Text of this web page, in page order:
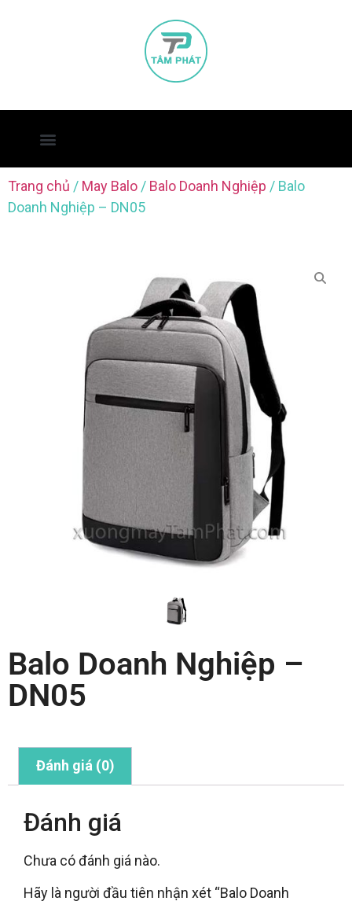
Trang chủ / May Balo / Balo Doanh Nghiệp / Balo
Doanh Nghiệp – DN05
Balo Doanh Nghiệp –
DN05
Đánh giá (0)
Đánh giá
Chưa có đánh giá nào.
Hãy là người đầu tiên nhận xét “Balo Doanh